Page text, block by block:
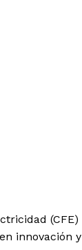
(CFE)
innovación y